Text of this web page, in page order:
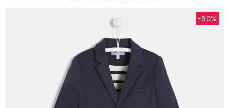
-50%